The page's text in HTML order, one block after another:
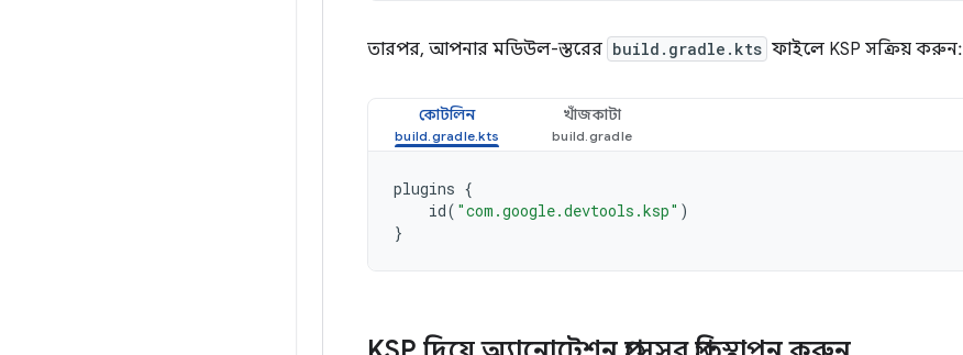
তারপর, আপনার মডিউল-স্তরের build.gradle.kts ফাইলে KSP সক্রিয় করুন:
কোটলিন খাঁজকাটা
plugins {
id( "com.google.devtools.ksp" )
}